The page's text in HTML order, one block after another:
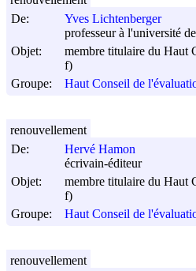
De:
Yves Lichtenberger
professeur à l'université
Objet:
membre titulaire du Haut
f)
Groupe:
Haut Conseil de
De:
Hervé Hamon
écrivain-éditeur
Objet:
membre titulaire du Haut
f)
Groupe:
Haut Conseil de
renouvellement
renouvellement